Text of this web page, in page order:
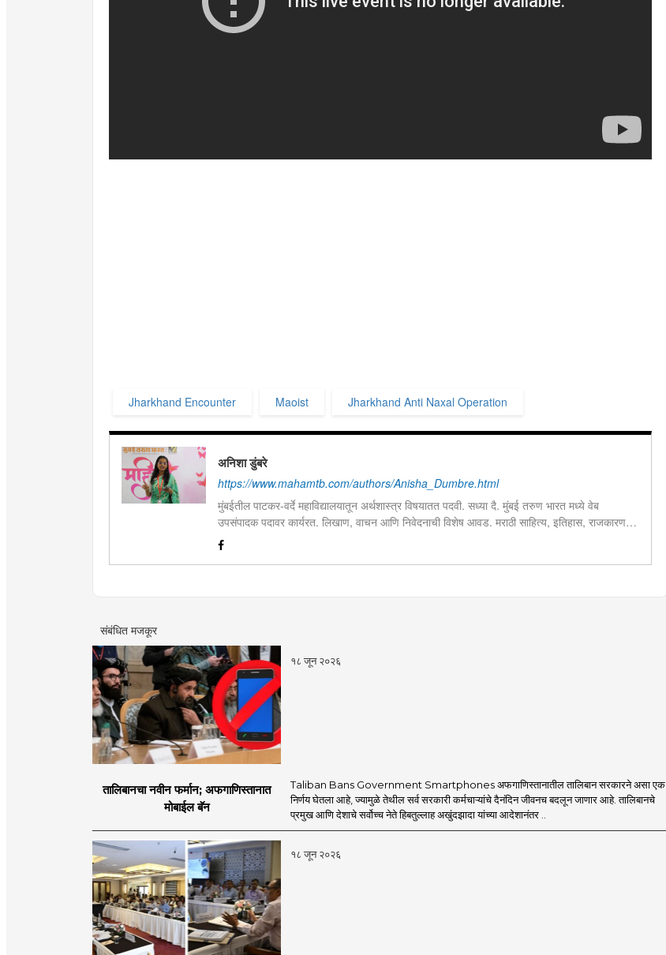
Jharkhand Encounter Maoist Jharkhand Anti Naxal Operation
अनिशा डुंबरे
https://www.mahamtb.com/authors/Anisha_Dumbre.html
मुंबईतील पाटकर-वर्दे महाविद्यालयातून अर्थशास्त्र विषयातत पदवी. सध्या दै. मुंबई तरुण भारत मध्ये वेब
उपसंपादक पदावर कार्यरत. लिखाण, वाचन आणि निवेदनाची विशेष आवड. मराठी साहित्य, इतिहास, राजकारण,
आणि मनोरंजन विषयांत रस. महाविद्यालयीन काळात वक्तृत्व, कथाकथन, काव्यवाचन स्पर्धांमध्ये सहभाग आणि
पारितोषिके.\
संबंधित मजकूर
१८ जून २०२६
तालिबानचा नवीन फर्मान; अफगाणिस्तानात
मोबाईल बॅन
Taliban Bans Government Smartphones अफगाणिस्तानातील तालिबान सरकारने असा एक
निर्णय घेतला आहे, ज्यामुळे तेथील सर्व सरकारी कर्मचाऱ्यांचे दैनंदिन जीवनच बदलून जाणार आहे. तालिबानचे
प्रमुख आणि देशाचे सर्वोच्च नेते हिबतुल्लाह अखुंदझादा यांच्या आदेशानंतर ..
१८ जून २०२६